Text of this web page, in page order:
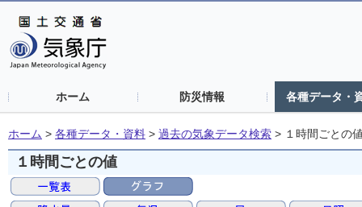
ホーム 防災情報 各種データ・
ホーム > 各種データ・資料 > 過去の気象データ検索 > １時間ごとの
１時間ごとの値